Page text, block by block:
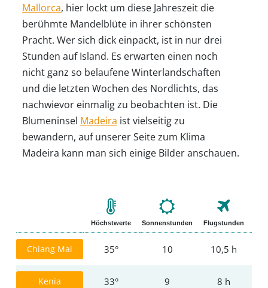
Mallorca, hier lockt um diese Jahreszeit die
berühmte Mandelblüte in ihrer schönsten
Pracht. Wer sich dick einpackt, ist in nur drei
Stunden auf Island. Es erwarten einen noch
nicht ganz so belaufene Winterlandschaften
und die letzten Wochen des Nordlichts, das
nachwievor einmalig zu beobachten ist. Die
Blumeninsel Madeira ist vielseitig zu
bewandern, auf unserer Seite zum Klima
Madeira kann man sich einige Bilder anschauen.
Höchstwerte Sonnenstunden Flugstunden
Chiang Mai 35° 10 10,5 h
Kenia 33° 9 8 h